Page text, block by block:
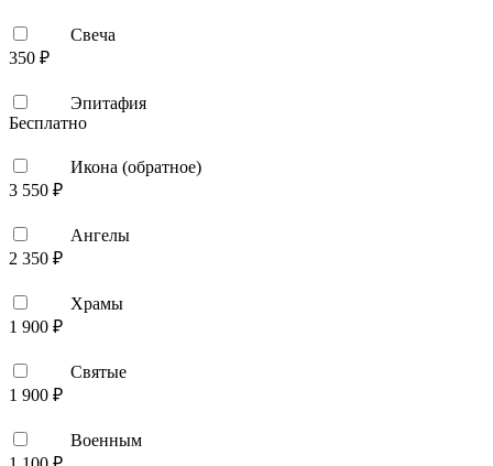
Свеча
350 ₽
Эпитафия
Бесплатно
Икона (обратное)
3 550 ₽
Ангелы
2 350 ₽
Храмы
1 900 ₽
Святые
1 900 ₽
Военным